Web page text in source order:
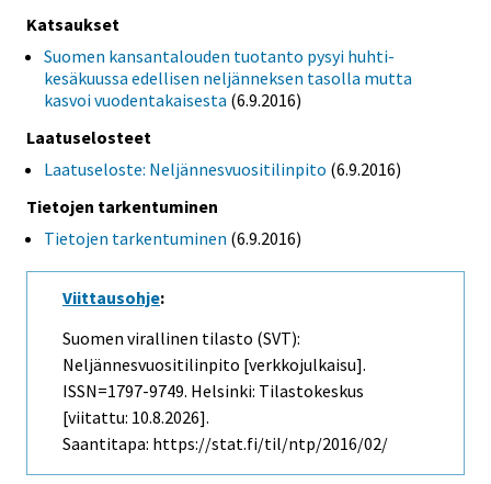
Katsaukset
Suomen kansantalouden tuotanto pysyi huhti-
kesäkuussa edellisen neljänneksen tasolla mutta
kasvoi vuodentakaisesta (6.9.2016)
Laatuselosteet
Laatuseloste: Neljännesvuositilinpito (6.9.2016)
Tietojen tarkentuminen
Tietojen tarkentuminen (6.9.2016)
Viittausohje:
Suomen virallinen tilasto (SVT):
Neljännesvuositilinpito [verkkojulkaisu].
ISSN=1797-9749. Helsinki: Tilastokeskus
[viitattu: 10.8.2026].
Saantitapa: https://stat.fi/til/ntp/2016/02/